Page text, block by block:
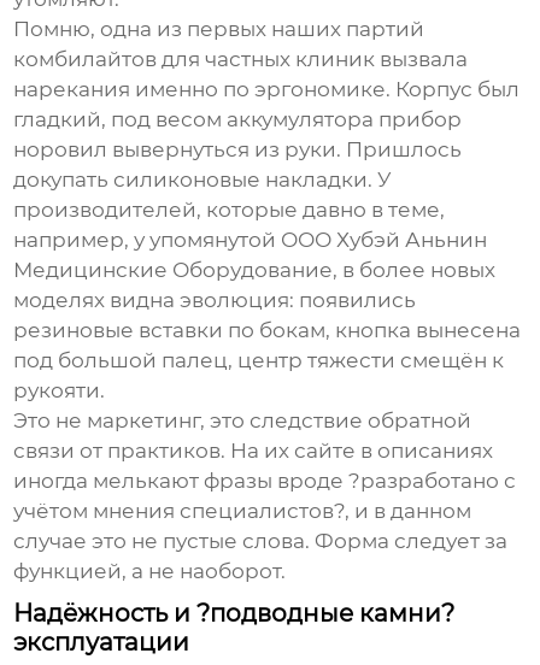
Помню, одна из первых наших партий
комбилайтов для частных клиник вызвала
нарекания именно по эргономике. Корпус был
гладкий, под весом аккумулятора прибор
норовил вывернуться из руки. Пришлось
докупать силиконовые накладки. У
производителей, которые давно в теме,
например, у упомянутой ООО Хубэй Аньнин
Медицинские Оборудование, в более новых
моделях видна эволюция: появились
резиновые вставки по бокам, кнопка вынесена
под большой палец, центр тяжести смещён к
рукояти.
Это не маркетинг, это следствие обратной
связи от практиков. На их сайте в описаниях
иногда мелькают фразы вроде ?разработано с
учётом мнения специалистов?, и в данном
случае это не пустые слова. Форма следует за
функцией, а не наоборот.
Надёжность и ?подводные камни?
эксплуатации